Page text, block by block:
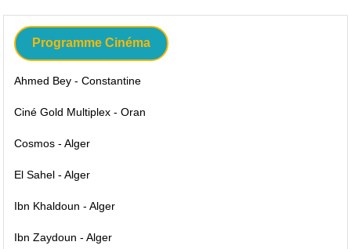
Programme Cinéma
Ahmed Bey - Constantine
Ciné Gold Multiplex - Oran
Cosmos - Alger
El Sahel - Alger
Ibn Khaldoun - Alger
Ibn Zaydoun - Alger